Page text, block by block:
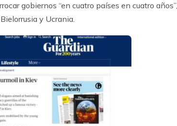
gobiernos “en cuatro países en cuatro años”,
y Ucrania.